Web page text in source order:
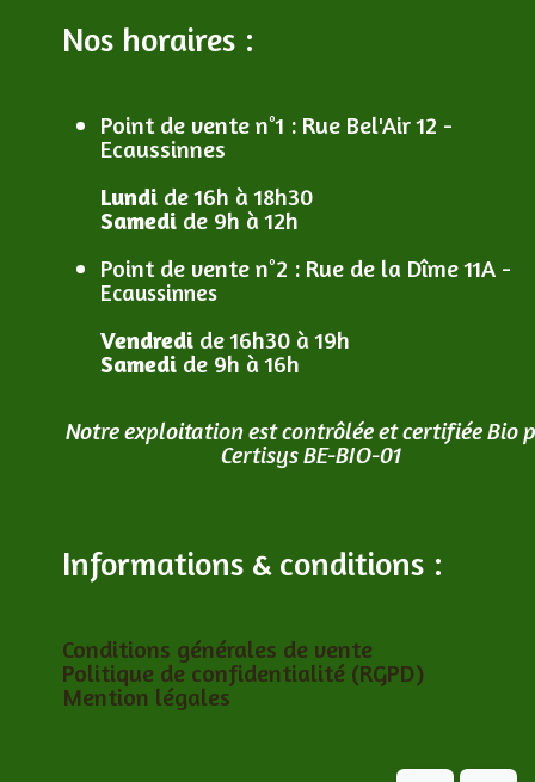
Nos horaires :
Point de vente n°1 : Rue Bel'Air 12 -
Ecaussinnes
Lundi de 16h à 18h30
Samedi de 9h à 12h
Point de vente n°2 : Rue de la Dîme 11A -
Ecaussinnes
Vendredi de 16h30 à 19h
Samedi de 9h à 16h
Notre exploitation est contrôlée et certifiée Bio
Certisys BE-BIO-01
Informations & conditions :
Conditions générales de vente
Politique de confidentialité (RGPD)
Mention légales